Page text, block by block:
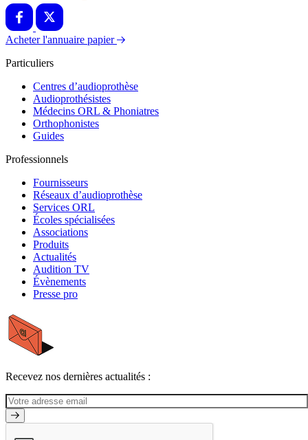
Acheter l'annuaire papier
Particuliers
Centres d’audioprothèse
Audioprothésistes
Médecins ORL & Phoniatres
Orthophonistes
Guides
Professionnels
Fournisseurs
Réseaux d’audioprothèse
Services ORL
Écoles spécialisées
Associations
Produits
Actualités
Audition TV
Évènements
Presse pro
Recevez nos dernières actualités :